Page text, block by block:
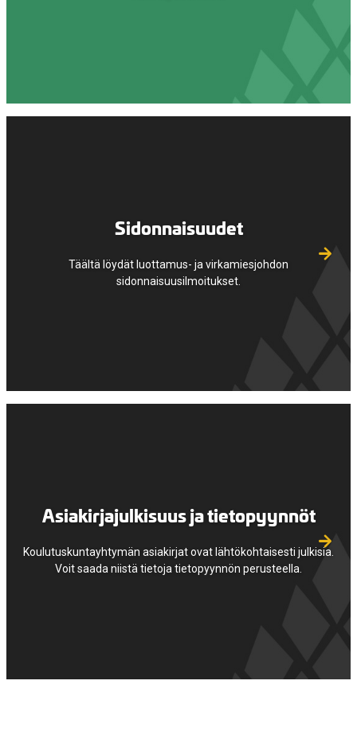
Sidonnaisuudet
Täältä löydät luottamus- ja virkamiesjohdon
sidonnaisuusilmoitukset.
Asiakirjajulkisuus ja tietopyynnöt
Koulutuskuntayhtymän asiakirjat ovat lähtökohtaisesti julkisia.
Voit saada niistä tietoja tietopyynnön perusteella.